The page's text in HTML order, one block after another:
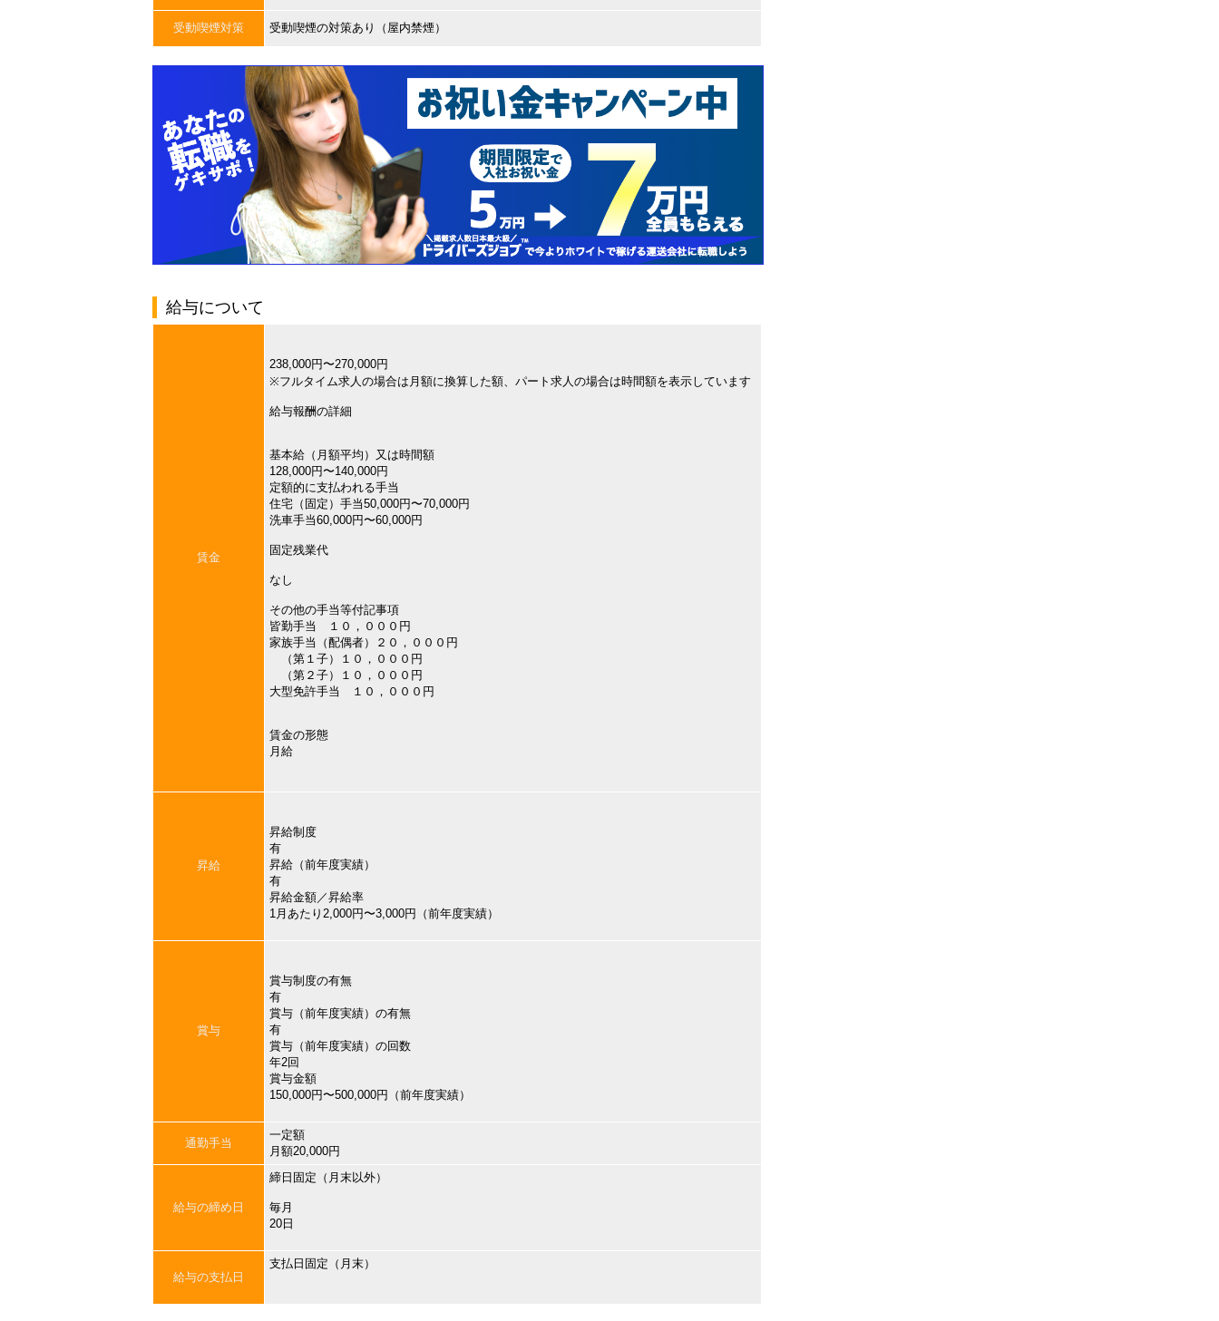
受動喫煙対策 受動喫煙の対策あり（屋内禁煙）
給与について
賃金
238,000円〜270,000円
※フルタイム求人の場合は月額に換算した額、パート求人の場合は時間額を表示しています
給与報酬の詳細
基本給（月額平均）又は時間額
128,000円〜140,000円
定額的に支払われる手当
住宅（固定）手当50,000円〜70,000円
洗車手当60,000円〜60,000円
固定残業代
なし
その他の手当等付記事項
皆勤手当 １０，０００円
家族手当（配偶者）２０，０００円
（第１子）１０，０００円
（第２子）１０，０００円
大型免許手当 １０，０００円
賃金の形態
月給
昇給
昇給制度
有
昇給（前年度実績）
有
昇給金額／昇給率
1月あたり2,000円〜3,000円（前年度実績）
賞与
賞与制度の有無
有
賞与（前年度実績）の有無
有
賞与（前年度実績）の回数
年2回
賞与金額
150,000円〜500,000円（前年度実績）
通勤手当
一定額
月額20,000円
給与の締め日
締日固定（月末以外）
毎月
20日
給与の支払日
支払日固定（月末）